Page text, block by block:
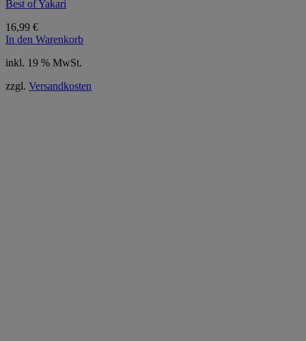
Best of Yakari
16,99 €
In den Warenkorb
inkl. 19 % MwSt.
zzgl. Versandkosten